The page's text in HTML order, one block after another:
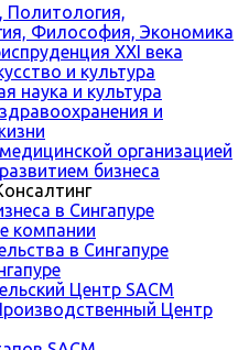
Политология,
Философия, Экономика
XXI века
и культура
наука и культура
и
организацией
бизнеса
в Сингапуре
компании
в Сингапуре
Центр SACM
Центр